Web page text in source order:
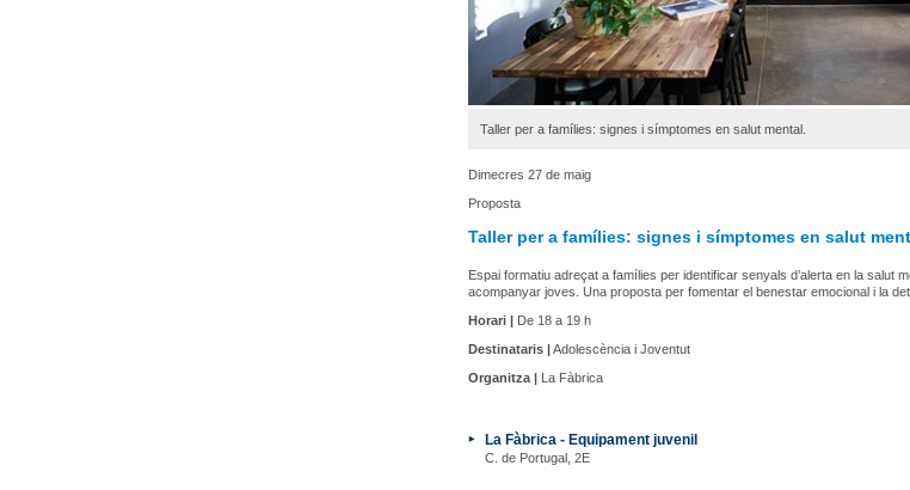
Taller per a famílies: signes i símptomes en salut mental.
Dimecres 27 de maig
Proposta
Taller per a famílies: signes i símptomes en salut
Espai formatiu adreçat a famílies per identificar senyals d’alerta en la salut
acompanyar joves. Una proposta per fomentar el benestar emocional i la
Horari | De 18 a 19 h
Destinataris |Adolescència i Joventut
Organitza | La Fàbrica
La Fàbrica - Equipament juvenil
C. de Portugal, 2E